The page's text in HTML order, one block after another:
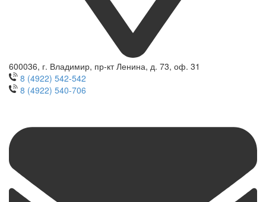
600036, г. Владимир, пр-кт Ленина, д. 73, оф. 31
8 (4922) 542-542
8 (4922) 540-706